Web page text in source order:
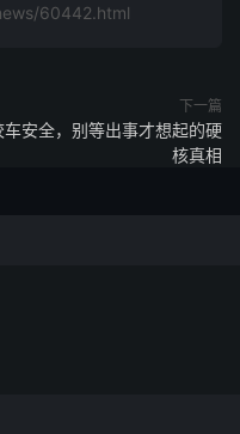
60442.html
下一篇
车安全，别等出事才想起的硬
核真相